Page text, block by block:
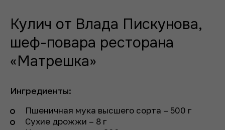
Кулич от Влада Пискунова,
шеф-повара ресторана
«Матрешка»
Ингредиенты:
Пшеничная мука высшего сорта – 500 г
Сухие дрожжи – 8 г